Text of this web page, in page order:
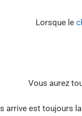
Lorsque le
Vous aurez
arrive est toujours